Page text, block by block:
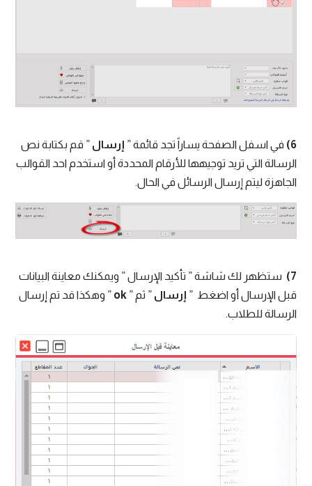
6) في اسفل الصفحة يساراً تجد قائمة ” إرسال ” قم بكتابة نص
الرسالة التي تريد توجيهها للأرقام المحددة أو استخدم احد القوالب
الجاهزة ليتم إرسال الرسائل في الحال.
7)
ستظهر لك شاشة ” تأكيد الإرسال ” ويمكنك معاينة البيانات
قبل الإرسال أو اضغط ” إرسال ” ثم ” ok ” وهكذا قد تم إرسال
الرسالة للطلاب.